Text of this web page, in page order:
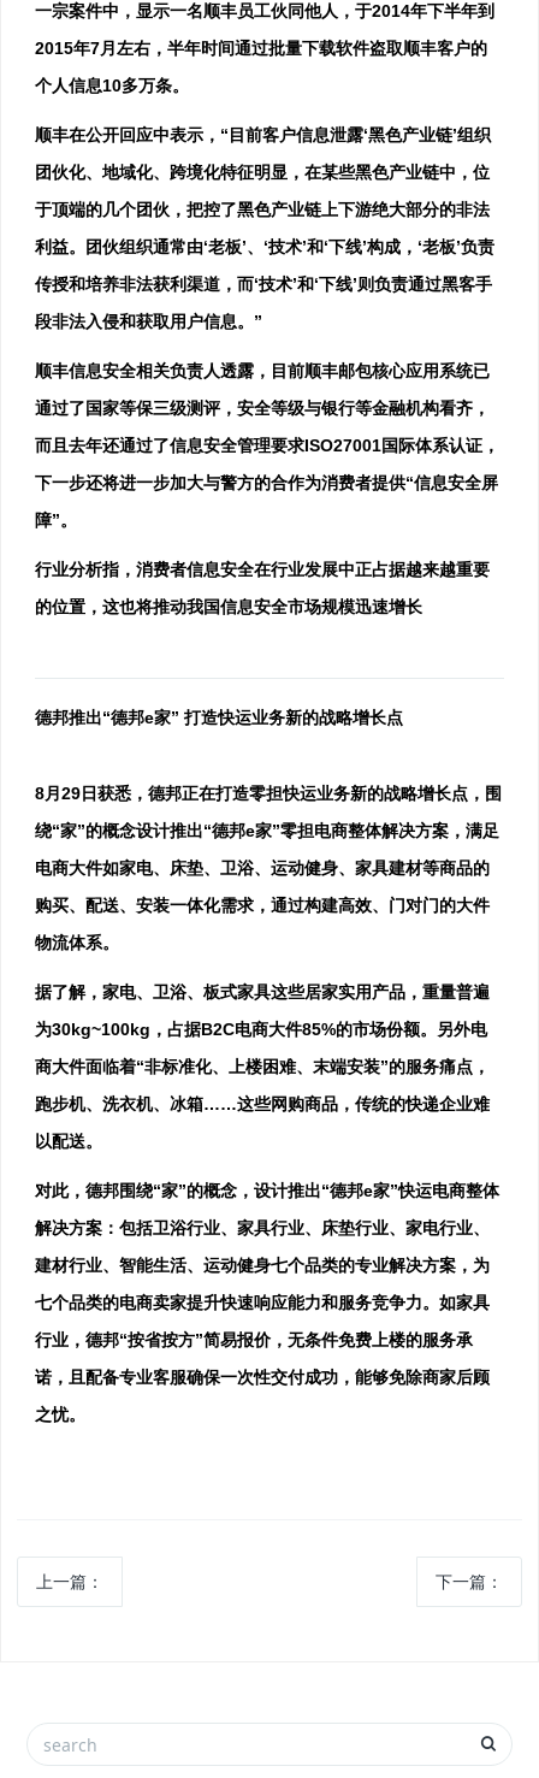
一宗案件中，显示一名顺丰员工伙同他人，于2014年下半年到
2015年7月左右，半年时间通过批量下载软件盗取顺丰客户的
个人信息10多万条。
顺丰在公开回应中表示，“目前客户信息泄露‘黑色产业链’组织
团伙化、地域化、跨境化特征明显，在某些黑色产业链中，位
于顶端的几个团伙，把控了黑色产业链上下游绝大部分的非法
利益。团伙组织通常由‘老板’、‘技术’和‘下线’构成，‘老板’负责
传授和培养非法获利渠道，而‘技术’和‘下线’则负责通过黑客手
段非法入侵和获取用户信息。”
顺丰信息安全相关负责人透露，目前顺丰邮包核心应用系统已
通过了国家等保三级测评，安全等级与银行等金融机构看齐，
而且去年还通过了信息安全管理要求ISO27001国际体系认证，
下一步还将进一步加大与警方的合作为消费者提供“信息安全屏
障”。
行业分析指，消费者信息安全在行业发展中正占据越来越重要
的位置，这也将推动我国信息安全市场规模迅速增长
德邦推出“德邦e家” 打造快运业务新的战略增长点
8月29日获悉，德邦正在打造零担快运业务新的战略增长点，围
绕“家”的概念设计推出“德邦e家”零担电商整体解决方案，满足
电商大件如家电、床垫、卫浴、运动健身、家具建材等商品的
购买、配送、安装一体化需求，通过构建高效、门对门的大件
物流体系。
据了解，家电、卫浴、板式家具这些居家实用产品，重量普遍
为30kg~100kg，占据B2C电商大件85%的市场份额。另外电
商大件面临着“非标准化、上楼困难、末端安装”的服务痛点，
跑步机、洗衣机、冰箱……这些网购商品，传统的快递企业难
以配送。
对此，德邦围绕“家”的概念，设计推出“德邦e家”快运电商整体
解决方案：包括卫浴行业、家具行业、床垫行业、家电行业、
建材行业、智能生活、运动健身七个品类的专业解决方案，为
七个品类的电商卖家提升快速响应能力和服务竞争力。如家具
行业，德邦“按省按方”简易报价，无条件免费上楼的服务承
诺，且配备专业客服确保一次性交付成功，能够免除商家后顾
之忧。
上一篇： 下一篇：